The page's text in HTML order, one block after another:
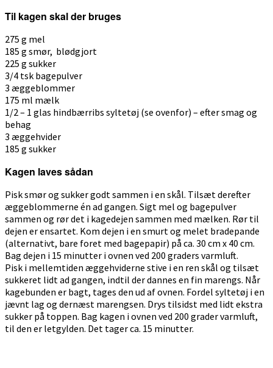
Til kagen skal der bruges
275 g mel
185 g smør, blødgjort
225 g sukker
3/4 tsk bagepulver
3 æggeblommer
175 ml mælk
1/2 – 1 glas hindbærribs syltetøj (se ovenfor) – efter smag og
behag
3 æggehvider
185 g sukker
Kagen laves sådan
Pisk smør og sukker godt sammen i en skål. Tilsæt derefter
æggeblommerne én ad gangen. Sigt mel og bagepulver
sammen og rør det i kagedejen sammen med mælken. Rør til
dejen er ensartet. Kom dejen i en smurt og melet bradepande
(alternativt, bare foret med bagepapir) på ca. 30 cm x 40 cm.
Bag dejen i 15 minutter i ovnen ved 200 graders varmluft.
Pisk i mellemtiden æggehviderne stive i en ren skål og tilsæt
sukkeret lidt ad gangen, indtil der dannes en fin marengs. Når
kagebunden er bagt, tages den ud af ovnen. Fordel syltetøj i en
jævnt lag og dernæst marengsen. Drys tilsidst med lidt ekstra
sukker på toppen. Bag kagen i ovnen ved 200 grader varmluft,
til den er letgylden. Det tager ca. 15 minutter.